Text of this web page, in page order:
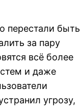
перестали быть
за пару
всё более
и даже
угрозу,